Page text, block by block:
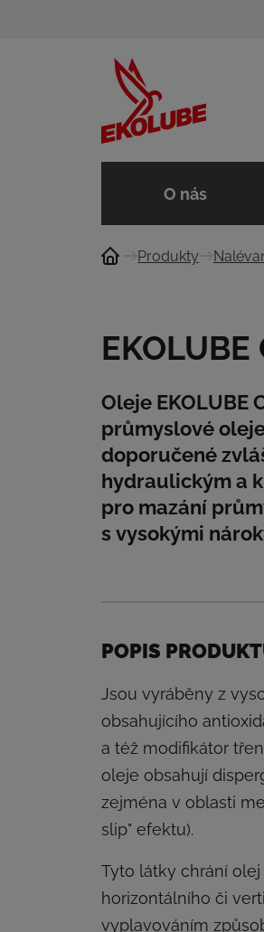
O nás
Produkty
Oleje EKOLUBE
průmyslové
doporučené
hydraulickým a
pro mazání
s vysokými
POPIS
Jsou vyráběny z
obsahujícího
a též modifikátor
oleje obsahují
zejména v oblasti
slip" efektu).
Tyto látky chrání
horizontálního či
vyplavováním